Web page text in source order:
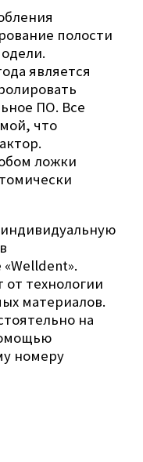
полости
является
ПО. Все
что
ложки
от технологии
материалов.
на
номеру